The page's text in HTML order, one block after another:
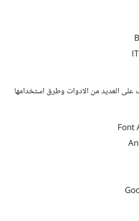
على العديد من الادوات وطرق استخدامها
Font